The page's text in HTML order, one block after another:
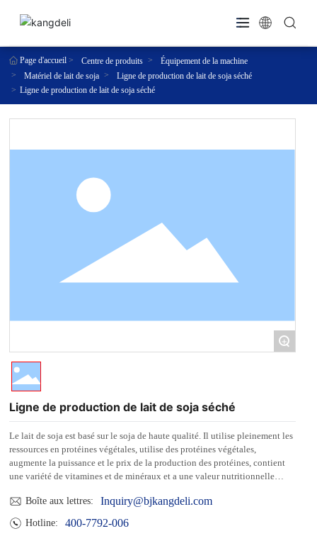
Page d'accueil Centre de produits
Équipement de la machine
Matériel de lait de soja
Ligne de production de lait de soja séché
Ligne de production de lait de soja séché
+
Ligne de production de lait de soja séché
Le lait de soja est basé sur le soja de haute qualité. Il utilise pleinement les
ressources en protéines végétales, utilise des protéines végétales,
augmente la puissance et le prix de la production des protéines, contient
une variété de vitamines et de minéraux et a une valeur nutritionnelle
bon à boire. C'est une boisson saine et nutritive au lait de soja. Le lait de
soja vendu sur le marché a de nombreuses variétés, des prix raisonnables et
une consommation pratique, il est donc très populaire auprès des
Boîte aux lettres: Inquiry@bjkangdeli.com
Hotline: 400-7792-006